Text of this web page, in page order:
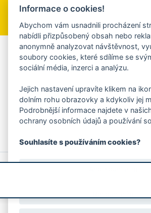
Přihlásit se k odběru
Aplikace Mobilní
Chcete dostávat do svého mobilu či
ankety, pozvánky na kulturní a
Více informací o aplikaci
© 2026 Magistrát města Zlína
Prohlášení
Informace o cookies!
Abychom vám usnadnili procházení
nabídli přizpůsobený obsah nebo
anonymně analyzovat návštěvnost,
soubory cookies, které sdílíme se
sociální média, inzerci a analýzu.
Jejich nastavení upravíte klikem na
dolním rohu obrazovky a kdykoliv jej
Podrobnější informace najdete v
ochrany osobních údajů a používání
Souhlasíte s používáním cookies?